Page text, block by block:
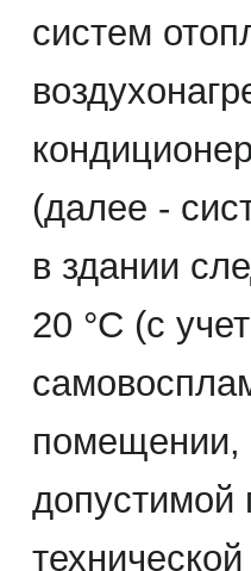
систем
(далее -
в здании
20 °С (с
помещении,
допустимой